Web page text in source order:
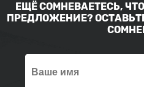
ЕЩЁ СОМНЕВАЕТЕСЬ,
ПРЕДЛОЖЕНИЕ?